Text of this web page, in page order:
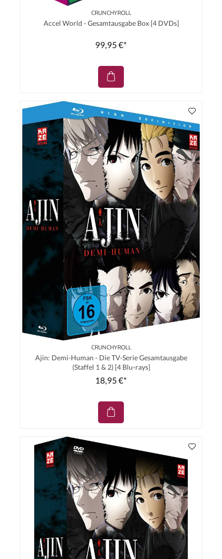
CRUNCHYROLL
Accel World - Gesamtausgabe Box [4 DVDs]
99,95 €*
CRUNCHYROLL
Ajin: Demi-Human - Die TV-Serie Gesamtausgabe
(Staffel 1 & 2) [4 Blu-rays]
18,95 €*